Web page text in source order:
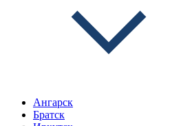
Ангарск
Братск